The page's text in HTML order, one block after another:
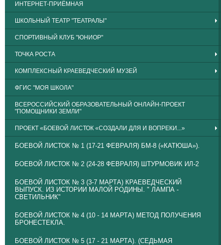
ИНТЕРНЕТ-ПРИЁМНАЯ
ШКОЛЬНЫЙ ТЕАТР "ТЕАТРАЛЫ"
СПОРТИВНЫЙ КЛУБ "ЮНИОР"
ТОЧКА РОСТА
КОМПЛЕКСНЫЙ КРАЕВЕДЧЕСКИЙ МУЗЕЙ
ФГИС "МОЯ ШКОЛА"
ВСЕРОССИЙСКИЙ ОБРАЗОВАТЕЛЬНЫЙ ОНЛАЙН-ПРОЕКТ
"ПОМОЩНИКИ ЗЕМЛИ"
ПРОЕКТ «БОЕВОЙ ЛИСТОК «СОЗДАЛИ ДЛЯ И ВОПРЕКИ...»
БОЕВОЙ ЛИСТОК № 1 (17-21 ФЕВРАЛЯ) БМ-8 («КАТЮША»).
БОЕВОЙ ЛИСТОК № 2 (24-28 ФЕВРАЛЯ) ШТУРМОВИК ИЛ-2
БОЕВОЙ ЛИСТОК № 3 (3-7 МАРТА) КРАЕВЕДЧЕСКИЙ
ВЫПУСК. ИЗ ИСТОРИИ МАЛОЙ РОДИНЫ. " ЛАМПА -
СВЕТИЛЬНИК"
БОЕВОЙ ЛИСТОК № 4 (10 - 14 МАРТА) МЕТОД ПОЛУЧЕНИЯ
БРОНЕСТЕКЛА.
БОЕВОЙ ЛИСТОК № 5 (17 - 21 МАРТА). (СЕДЬМАЯ